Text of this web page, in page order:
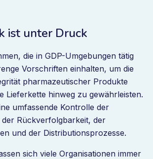
ist unter Druck
die in GDP-Umgebungen tätig
Vorschriften einhalten, um die
pharmazeutischer Produkte
Lieferkette hinweg zu gewährleisten.
umfassende Kontrolle der
Rückverfolgbarkeit, der
und der Distributionsprozesse.
sich viele Organisationen immer